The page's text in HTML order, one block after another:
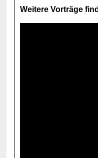
Weitere Vorträge